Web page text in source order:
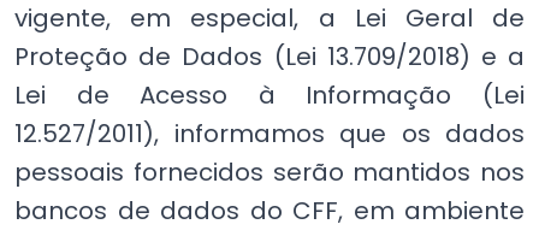
vigente, em especial, a Lei Geral de
Proteção de Dados (Lei 13.709/2018) e a
Lei de Acesso à Informação (Lei
12.527/2011), informamos que os dados
pessoais fornecidos serão mantidos nos
bancos de dados do CFF, em ambiente